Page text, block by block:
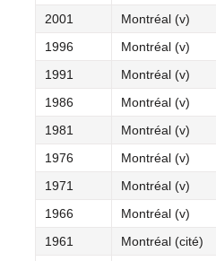
2001
Montréal (v)
1996
Montréal (v)
1991
Montréal (v)
1986
Montréal (v)
1981
Montréal (v)
1976
Montréal (v)
1971
Montréal (v)
1966
Montréal (v)
1961
Montréal (cité)